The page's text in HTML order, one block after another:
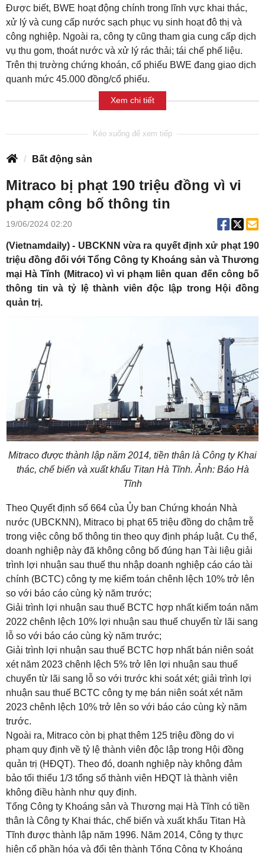
Được biết, BWE hoạt động chính trong lĩnh vực khai thác,
xử lý và cung cấp nước sạch phục vụ sinh hoạt đô thị và
công nghiệp. Ngoài ra, công ty cũng tham gia cung cấp dịch
vụ thu gom, thoát nước và xử lý rác thải; tái chế phế liệu.
Trên thị trường chứng khoán, cổ phiếu BWE đang giao dịch
quanh mức 45.000 đồng/cổ phiếu.
Xem chi tiết
Bất động sản
Mitraco bị phạt 190 triệu đồng vì vi
phạm công bố thông tin
19/06/2024 02:20
(Vietnamdaily) - UBCKNN vừa ra quyết định xử phạt 190
triệu đồng đối với Tổng Công ty Khoáng sản và Thương
mại Hà Tĩnh (Mitraco) vì vi phạm liên quan đến công bố
thông tin và tỷ lệ thành viên độc lập trong Hội đồng
quản trị.
Mitraco được thành lập năm 2014, tiền thân là Công ty Khai
thác, chế biến và xuất khẩu Titan Hà Tĩnh. Ảnh: Báo Hà
Tĩnh
Theo Quyết định số 664 của Ủy ban Chứng khoán Nhà
nước (UBCKNN), Mitraco bị phạt 65 triệu đồng do chậm trễ
trong việc công bố thông tin theo quy định pháp luật. Cụ thể,
doanh nghiệp này đã không công bố đúng hạn Tài liệu giải
trình lợi nhuận sau thuế thu nhập doanh nghiệp cáo cáo tài
chính (BCTC) công ty mẹ kiểm toán chênh lệch 10% trở lên
so với báo cáo cùng kỳ năm trước;
Giải trình lợi nhuận sau thuế BCTC hợp nhất kiểm toán năm
2022 chênh lệch 10% lợi nhuận sau thuế chuyển từ lãi sang
lỗ so với báo cáo cùng kỳ năm trước;
Giải trình lợi nhuận sau thuế BCTC hợp nhất bán niên soát
xét năm 2023 chênh lệch 5% trở lên lợi nhuận sau thuế
chuyển từ lãi sang lỗ so với trước khi soát xét; giải trình lợi
nhuận sau thuế BCTC công ty mẹ bán niên soát xét năm
2023 chênh lệch 10% trở lên so với báo cáo cùng kỳ năm
trước.
Ngoài ra, Mitraco còn bị phạt thêm 125 triệu đồng do vi
phạm quy định về tỷ lệ thành viên độc lập trong Hội đồng
quản trị (HĐQT). Theo đó, doanh nghiệp này không đảm
bảo tối thiểu 1/3 tổng số thành viên HĐQT là thành viên
không điều hành như quy định.
Tổng Công ty Khoáng sản và Thương mại Hà Tĩnh có tiền
thân là Công ty Khai thác, chế biến và xuất khẩu Titan Hà
Tĩnh được thành lập năm 1996. Năm 2014, Công ty thực
hiện cổ phần hóa và đổi tên thành Tổng Công ty Khoáng